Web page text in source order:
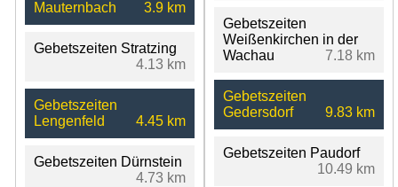
Mauternbach
3.9 km
Gebetszeiten Stratzing
4.13 km
Gebetszeiten
Lengenfeld
4.45 km
Gebetszeiten Dürnstein
4.73 km
Gebetszeiten
Weißenkirchen in der
Wachau
7.18 km
Gebetszeiten
Gedersdorf
9.83 km
Gebetszeiten Paudorf
10.49 km